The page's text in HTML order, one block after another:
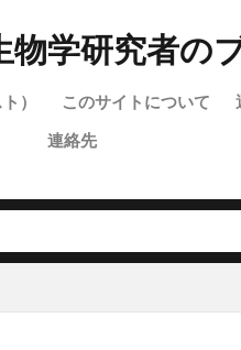
物学研究者の
） このサイトについて
連絡先